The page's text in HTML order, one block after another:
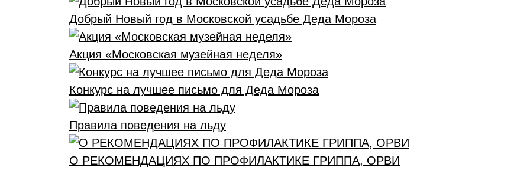
Добрый Новый год в Московской усадьбе Деда Мороза
Акция «Московская музейная неделя»
Конкурс на лучшее письмо для Деда Мороза
Правила поведения на льду
О РЕКОМЕНДАЦИЯХ ПО ПРОФИЛАКТИКЕ ГРИППА, ОРВИ